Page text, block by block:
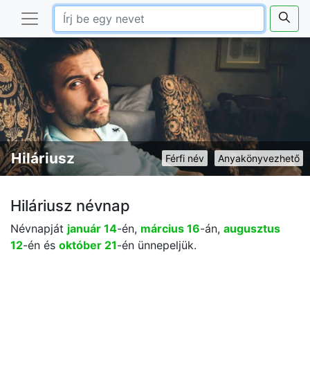
Anyakönyvezhető
Férfi név
Hiláriusz
Hiláriusz névnap
Névnapját január 14-én, március 16-án, augusztus
12-én és október 21-én ünnepeljük.